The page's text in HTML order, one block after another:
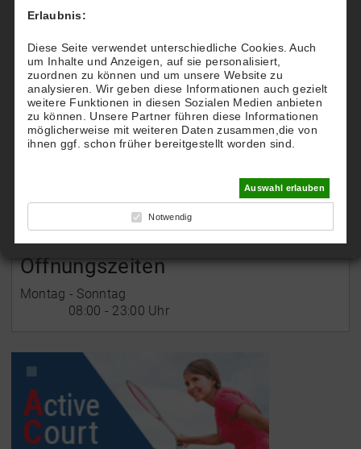
Adresse:
76437 Rastatt
Kontakt:
HTG Hallen-Tennis-Gemeinschaft Rastatt
co. TC Blau-Gold Rastatt
Postfach 2308
76413 Rastatt
Öffnungszeiten
Montag - Sonntag
08:00 - 23:00 Uhr
Erlaubnis:
Diese Seite verwendet unterschiedliche Cookies. Auch
um Inhalte und Anzeigen, auf sie personalisiert,
zuordnen zu können und um unsere Website zu
analysieren. Wir geben diese Informationen auch gezielt
weitere Funktionen in diesen Sozialen Medien anbieten
zu können. Unsere Partner führen diese Informationen
möglicherweise mit weiteren Daten zusammen,die von
ihnen ggf. schon früher bereitgestellt worden sind.
Auswahl erlauben
Notwendig